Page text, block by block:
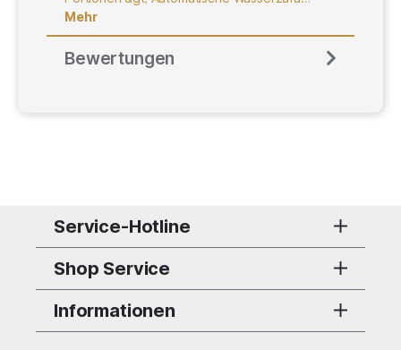
Mehr
Bewertungen
Service-Hotline
Shop Service
Informationen